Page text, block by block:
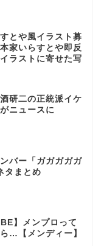
とや風イラスト募
家いらすとや即反
ラストに寄せた写
研二の正統派イケ
ニュースに
バー「ガガガガガ
タまとめ
】メンプロって
…【メンディー】